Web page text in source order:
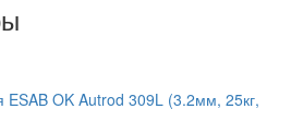
OK Autrod 309L (3.2мм, 25кг,